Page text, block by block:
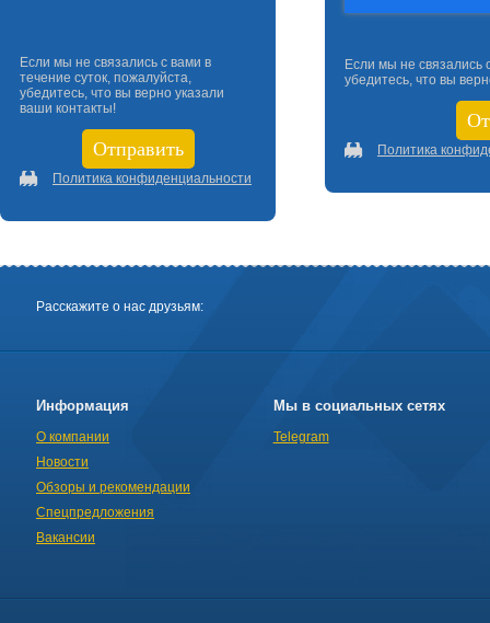
Если мы не связались
убедитесь, что вы
Политика
Если мы не связались с вами в
течение суток, пожалуйста,
убедитесь, что вы верно указали
ваши контакты!
Политика конфиденциальности
Расскажите о нас друзьям:
Информация
О компании
Новости
Обзоры и рекомендации
Спецпредложения
Вакансии
Мы в социальных сетях
Telegram